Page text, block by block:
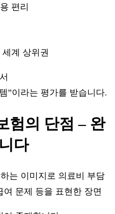
편리
계 상위권
”이라는 평가를 받습니다.
험의 단점 – 완
다